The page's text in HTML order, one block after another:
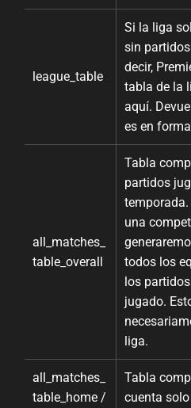
league_table
Si la liga
sin
decir,
tabla de la
aquí.
es en
all_matches_
table_overall
Tabla
partidos
temporada.
una
todos los
los
jugado.
liga.
all_matches_
table_home /
Tabla
cuenta